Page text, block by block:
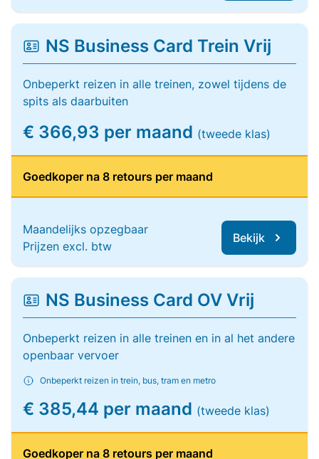
NS Business Card Trein Vrij
Onbeperkt reizen in alle treinen, zowel tijdens de
spits als daarbuiten
€ 366,93 per maand (tweede klas)
Goedkoper na 8 retours per maand
Maandelijks opzegbaar
Prijzen excl. btw
Bekijk
NS Business Card OV Vrij
Onbeperkt reizen in alle treinen en in al het andere
openbaar vervoer
Onbeperkt reizen in trein, bus, tram en metro
€ 385,44 per maand (tweede klas)
Goedkoper na 8 retours per maand